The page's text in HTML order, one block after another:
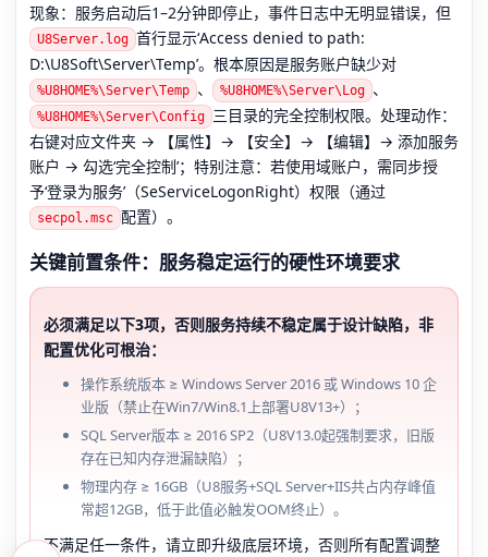
现象：服务启动后1–2分钟即停止，事件日志中无明显错误，但
U8Server.log 首行显示‘Access denied to path:
D:\U8Soft\Server\Temp’。根本原因是服务账户缺少对
%U8HOME%\Server\Temp 、 %U8HOME%\Server\Log 、
%U8HOME%\Server\Config 三目录的完全控制权限。处理动作：
右键对应文件夹 → 【属性】→ 【安全】→ 【编辑】→ 添加服务
账户 → 勾选‘完全控制’；特别注意：若使用域账户，需同步授
予‘登录为服务’（SeServiceLogonRight）权限（通过
secpol.msc 配置）。
关键前置条件：服务稳定运行的硬性环境要求
必须满足以下3项，否则服务持续不稳定属于设计缺陷，非
配置优化可根治：
操作系统版本 ≥ Windows Server 2016 或 Windows 10 企
业版（禁止在Win7/Win8.1上部署U8V13+）；
SQL Server版本 ≥ 2016 SP2（U8V13.0起强制要求，旧版
存在已知内存泄漏缺陷）；
物理内存 ≥ 16GB（U8服务+SQL Server+IIS共占内存峰值
常超12GB，低于此值必触发OOM终止）。
不满足任一条件，请立即升级底层环境，否则所有配置调整